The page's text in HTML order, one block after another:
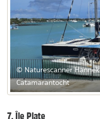
© Naturescanner
Catamarantocht
7. Île Plate